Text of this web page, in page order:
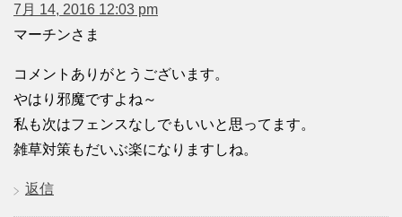
7月 14, 2016 12:03 pm
マーチンさま
コメントありがとうございます。
やはり邪魔ですよね～
私も次はフェンスなしでもいいと思ってます。
雑草対策もだいぶ楽になりますしね。
返信